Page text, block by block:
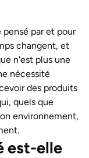
par et pour
changent, et
n'est plus une
nécessité
des produits
quels que
environnement,
est-elle